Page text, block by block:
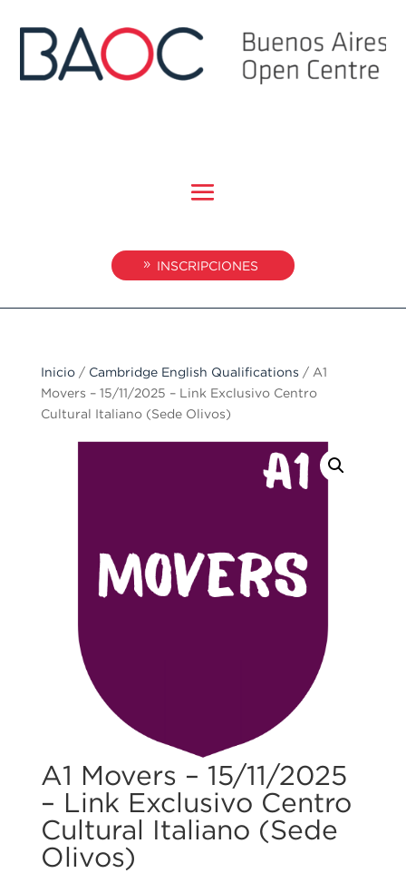
INSCRIPCIONES
Inicio/ Cambridge English Qualifications / A1
Movers – 15/11/2025 – Link Exclusivo Centro
Cultural Italiano (Sede Olivos)
A1 Movers – 15/11/2025
– Link Exclusivo Centro
Cultural Italiano (Sede
Olivos)